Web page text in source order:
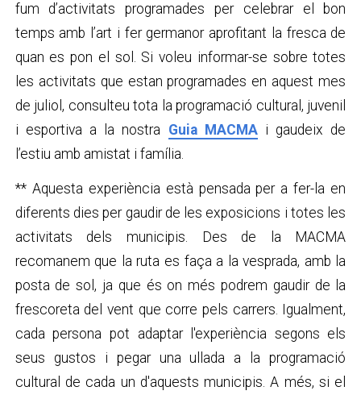
fum d’activitats programades per celebrar el bon
temps amb l’art i fer germanor aprofitant la fresca de
quan es pon el sol. Si voleu informar-se sobre totes
les activitats que estan programades en aquest mes
de juliol, consulteu tota la programació cultural, juvenil
i esportiva a la nostra Guia MACMAi gaudeix de
l’estiu amb amistat i família.
** Aquesta experiència està pensada per a fer-la en
diferents dies per gaudir de les exposicions i totes les
activitats dels municipis. Des de la MACMA
recomanem que la ruta es faça a la vesprada, amb la
posta de sol, ja que és on més podrem gaudir de la
frescoreta del vent que corre pels carrers. Igualment,
cada persona pot adaptar l'experiència segons els
seus gustos i pegar una ullada a la programació
cultural de cada un d'aquests municipis. A més, si el